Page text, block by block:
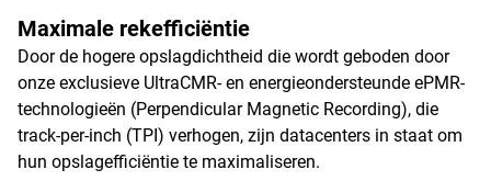
Maximale rekefficiëntie
Door de hogere opslagdichtheid die wordt geboden door
onze exclusieve UltraCMR- en energieondersteunde ePMR-
technologieën (Perpendicular Magnetic Recording), die
track-per-inch (TPI) verhogen, zijn datacenters in staat om
hun opslagefficiëntie te maximaliseren.